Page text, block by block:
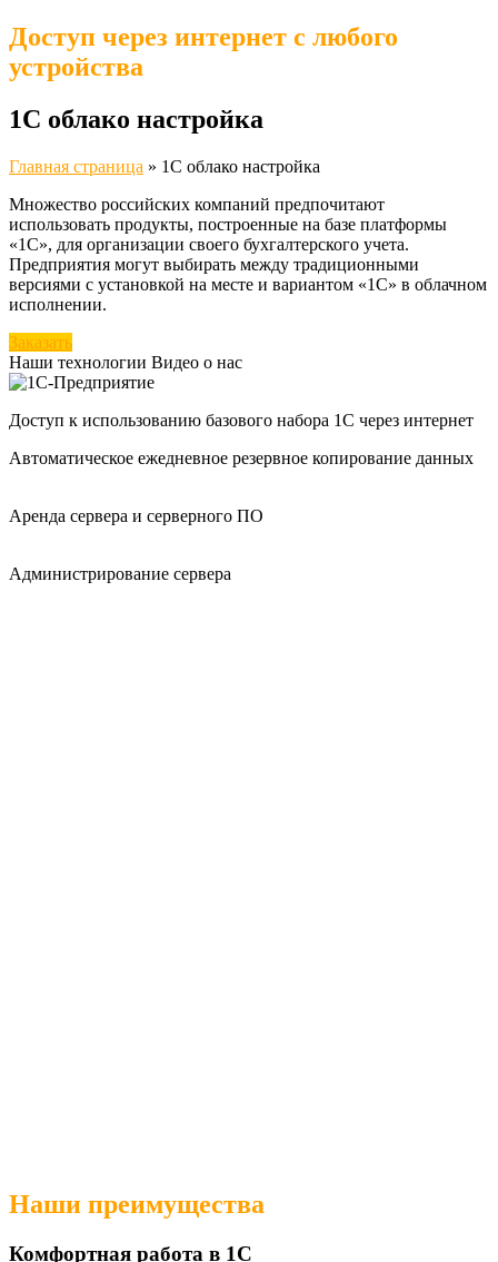
Доступ через интернет с любого
устройства
1С облако настройка
Главная страница » 1С облако настройка
Множество российских компаний предпочитают
использовать продукты, построенные на базе платформы
«1С», для организации своего бухгалтерского учета.
Предприятия могут выбирать между традиционными
версиями с установкой на месте и вариантом «1С» в облачном
исполнении.
Заказать
Наши технологии Видео о нас
Доступ к использованию базового набора 1С через интернет
Автоматическое ежедневное резервное копирование данных
Аренда сервера и серверного ПО
Администрирование сервера
Наши преимущества
Комфортная работа в 1С